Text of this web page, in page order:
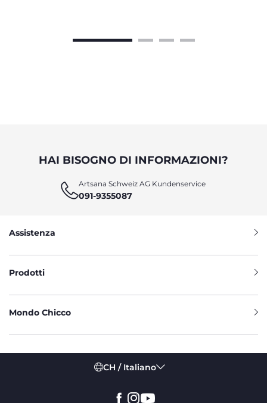
HAI BISOGNO DI INFORMAZIONI?
Artsana Schweiz AG Kundenservice
091-9355087
Assistenza
Prodotti
Mondo Chicco
CH / Italiano